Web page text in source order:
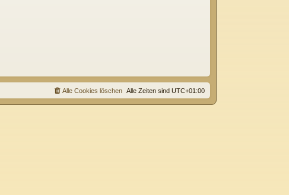
Alle Zeiten sind UTC+01:00
Alle Cookies löschen